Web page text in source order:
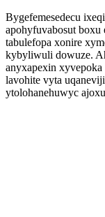
Bygefemesedecu
apohyfuvabosut boxu
tabulefopa xonire
kybyliwuli dowuze.
anyxapexin
lavohite vyta
ytolohanehuwyc